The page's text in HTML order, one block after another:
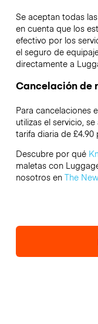
Se aceptan todas
en cuenta que los
efectivo por los
el seguro de
directamente a
Cancelación de
Para cancelaciones
utilizas el servicio,
tarifa diaria de £4.90
Descubre por qué
maletas con
nosotros en The